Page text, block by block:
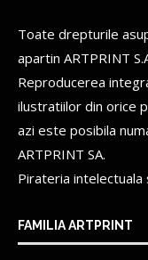
Toate drepturile
apartin ARTPRINT
Reproducerea
ilustratiilor din orice
azi este posibila
ARTPRINT SA.
Pirateria
FAMILIA ARTPRINT